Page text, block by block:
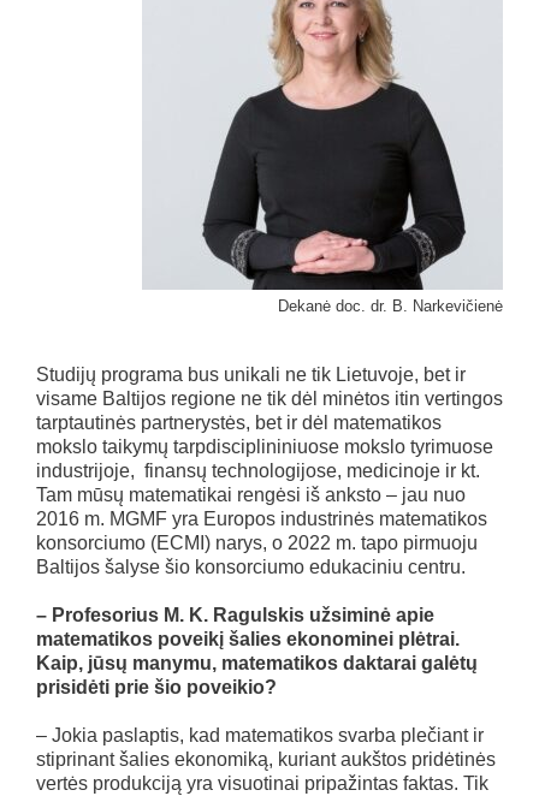
Dekanė doc. dr. B. Narkevičienė
Studijų programa bus unikali ne tik Lietuvoje, bet ir
visame Baltijos regione ne tik dėl minėtos itin vertingos
tarptautinės partnerystės, bet ir dėl matematikos
mokslo taikymų tarpdisciplininiuose mokslo tyrimuose
industrijoje, finansų technologijose, medicinoje ir kt.
Tam mūsų matematikai rengėsi iš anksto – jau nuo
2016 m. MGMF yra Europos industrinės matematikos
konsorciumo (ECMI) narys, o 2022 m. tapo pirmuoju
Baltijos šalyse šio konsorciumo edukaciniu centru.
– Profesorius M. K. Ragulskis užsiminė apie
matematikos poveikį šalies ekonominei plėtrai.
Kaip, jūsų manymu, matematikos daktarai galėtų
prisidėti prie šio poveikio?
– Jokia paslaptis, kad matematikos svarba plečiant ir
stiprinant šalies ekonomiką, kuriant aukštos pridėtinės
vertės produkciją yra visuotinai pripažintas faktas. Tik